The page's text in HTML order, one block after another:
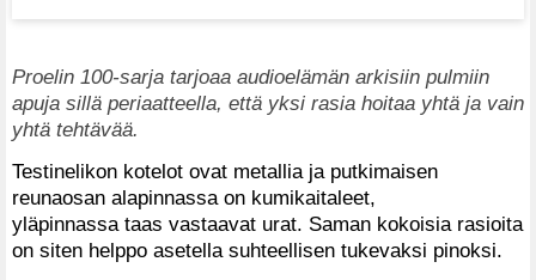
Proelin 100-sarja tarjoaa audioelämän arkisiin pulmiin
apuja sillä periaatteella, että yksi rasia hoitaa yhtä ja vain
yhtä tehtävää.
Testinelikon kotelot ovat metallia ja putkimaisen
reunaosan alapinnassa on kumikaitaleet,
yläpinnassa taas vastaavat urat. Saman kokoisia rasioita
on siten helppo asetella suhteellisen tukevaksi pinoksi.